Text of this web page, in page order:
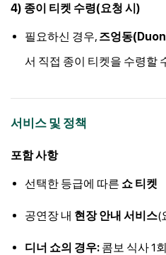
4) 종이 티켓 수령(요청 시)
필요하신 경우, 즈엉동
서 직접 종이 티켓을 수령할
서비스 및 정책
포함 사항
선택한 등급에 따른 쇼 티켓
공연장 내 현장 안내 서비스(
디너 쇼의 경우: 콤보 식사 1